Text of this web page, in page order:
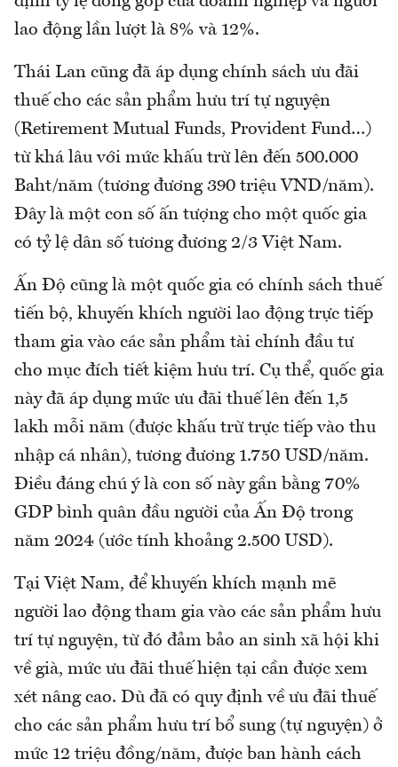
lao động lần lượt là 8% và 12%.
Thái Lan cũng đã áp dụng chính sách ưu đãi
thuế cho các sản phẩm hưu trí tự nguyện
(Retirement Mutual Funds, Provident Fund…)
từ khá lâu với mức khấu trừ lên đến 500.000
Baht/năm (tương đương 390 triệu VND/năm).
Đây là một con số ấn tượng cho một quốc gia
có tỷ lệ dân số tương đương 2/3 Việt Nam.
Ấn Độ cũng là một quốc gia có chính sách thuế
tiến bộ, khuyến khích người lao động trực tiếp
tham gia vào các sản phẩm tài chính đầu tư
cho mục đích tiết kiệm hưu trí. Cụ thể, quốc gia
này đã áp dụng mức ưu đãi thuế lên đến 1,5
lakh mỗi năm (được khấu trừ trực tiếp vào thu
nhập cá nhân), tương đương 1.750 USD/năm.
Điều đáng chú ý là con số này gần bằng 70%
GDP bình quân đầu người của Ấn Độ trong
năm 2024 (ước tính khoảng 2.500 USD).
Tại Việt Nam, để khuyến khích mạnh mẽ
người lao động tham gia vào các sản phẩm hưu
trí tự nguyện, từ đó đảm bảo an sinh xã hội khi
về già, mức ưu đãi thuế hiện tại cần được xem
xét nâng cao. Dù đã có quy định về ưu đãi thuế
cho các sản phẩm hưu trí bổ sung (tự nguyện) ở
mức 12 triệu đồng/năm, được ban hành cách